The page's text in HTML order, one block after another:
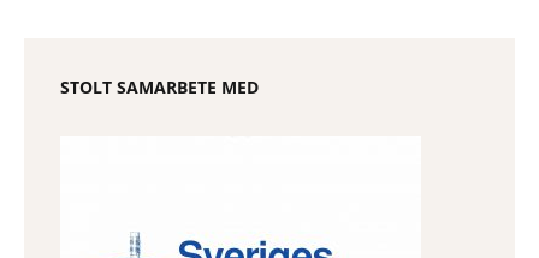
STOLT SAMARBETE MED